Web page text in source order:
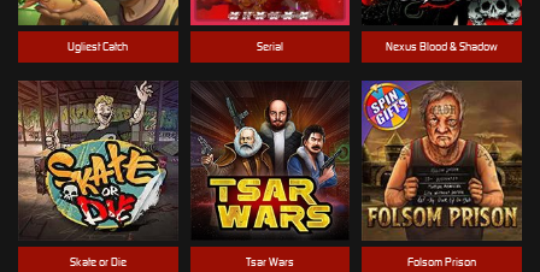
Nexus Blood & Shadow
Tsar Wars
Skate or Die Folsom Prison
Serial
Ugliest Catch